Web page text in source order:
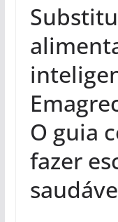
O guia
fazer